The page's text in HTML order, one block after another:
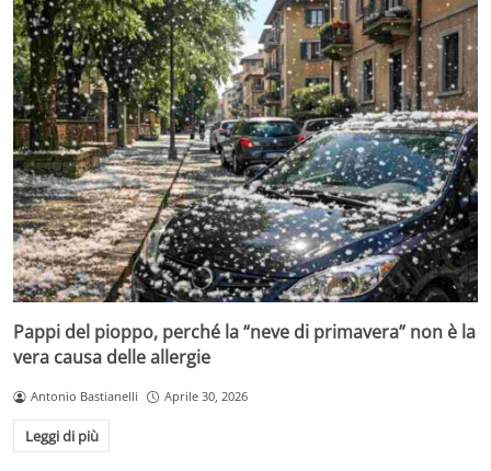
Pappi del pioppo, perché la “neve di primavera” non è la
vera causa delle allergie
Antonio Bastianelli Aprile 30, 2026
Leggi di più